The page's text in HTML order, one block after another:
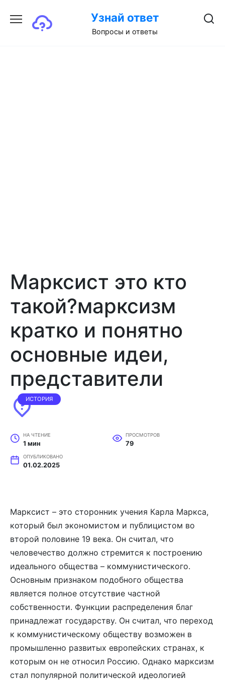
содержанию
Узнай ответ
Вопросы и ответы
Марксист это кто
такой?марксизм
кратко и понятно
основные идеи,
представители
ИСТОРИЯ
НА ЧТЕНИЕ
1 мин
ПРОСМОТРОВ
79
ОПУБЛИКОВАНО
01.02.2025
Марксист – это сторонник учения Карла Маркса,
который был экономистом и публицистом во
второй половине 19 века. Он считал, что
человечество должно стремится к построению
идеального общества – коммунистического.
Основным признаком подобного общества
является полное отсутствие частной
собственности. Функции распределения благ
принадлежат государству. Он считал, что переход
к коммунистическому обществу возможен в
промышленно развитых европейских странах, к
которым он не относил Россию. Однако марксизм
стал популярной политической идеологией